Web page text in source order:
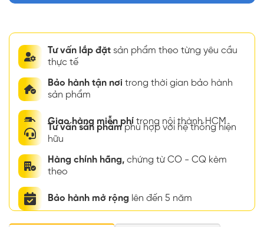
Tư vấn lắp đặt sản phẩm theo từng yêu cầu
thực tế
Bảo hành tận nơi trong thời gian bảo hành
sản phẩm
Giao hàng miễn phí trong nội thành HCM
Tư vấn sản phẩmphù hợp với hệ thống hiện
hữu
Hàng chính hãng, chứng từ CO - CQ kèm
theo
Bảo hành mở rộng lên đến 5 năm